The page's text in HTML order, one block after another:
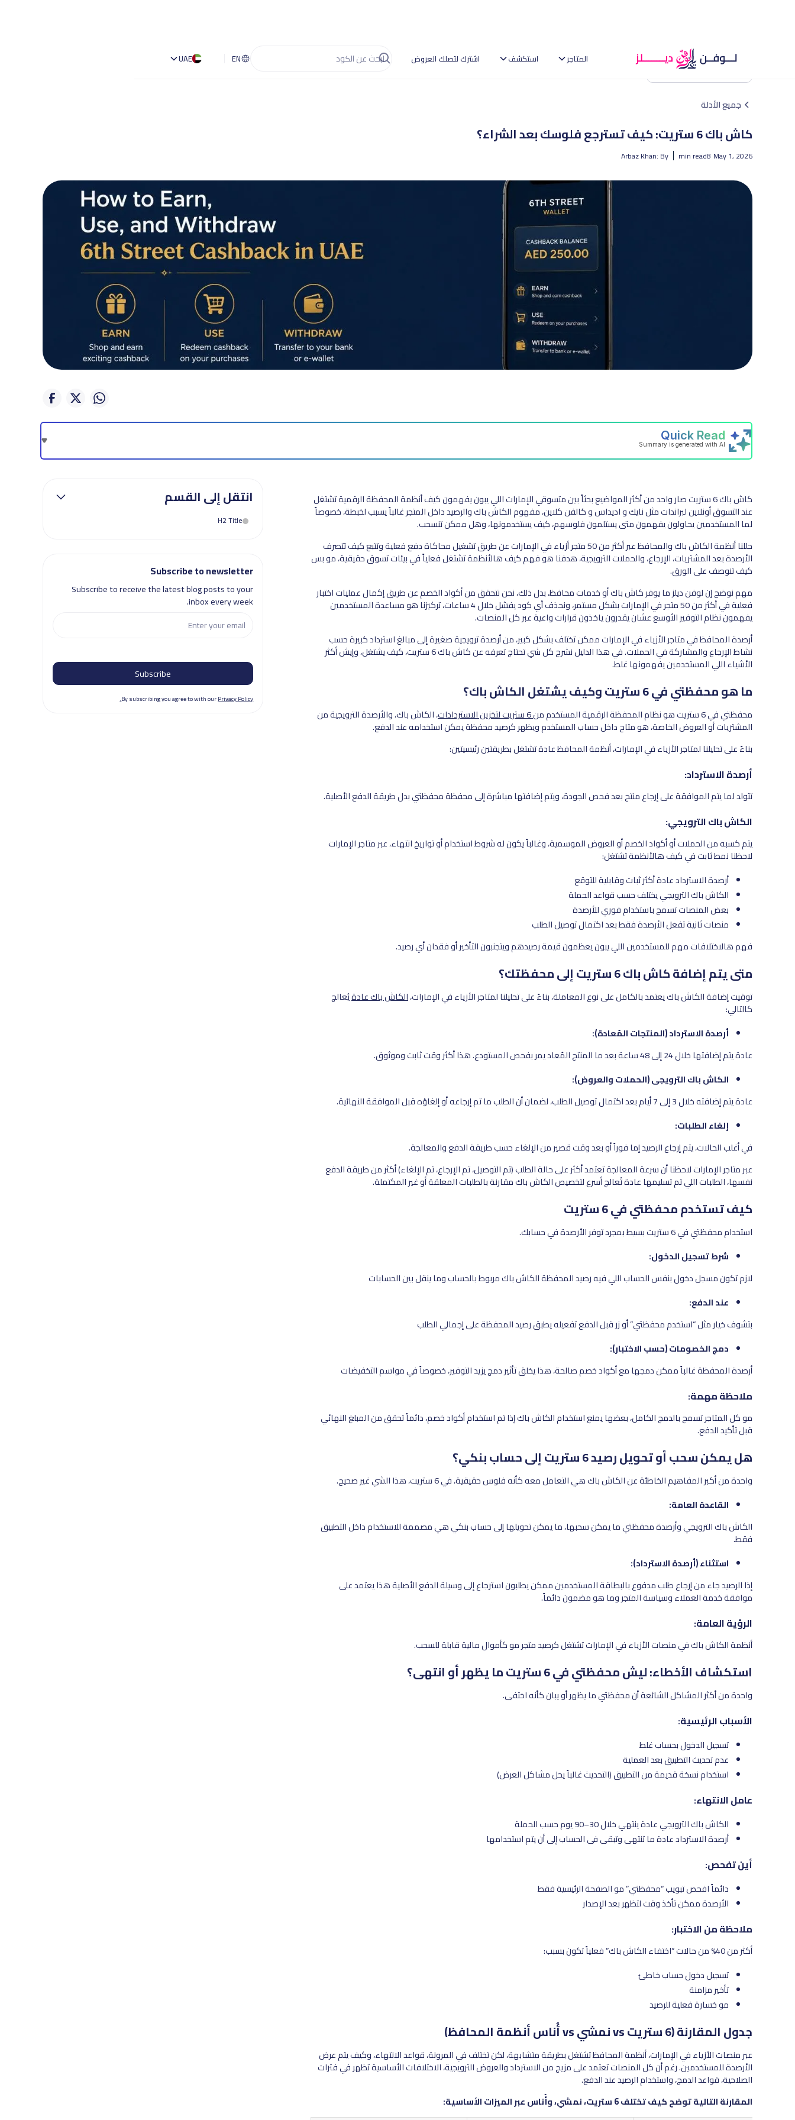
المتاجر استكشف اشترك لتصلك العروض EN
UAE
العودة إلى الصفحة الرئيسية
جميع الأدلة
كاش باك 6 ستريت: كيف تسترجع فلوسك بعد الشراء؟
May 1, 2026
8
min read
By :
Arbaz Khan
كاش باك 6 ستريت صار واحد من أكثر المواضيع بحثاً بين متسوقي الإمارات اللي يبون يفهمون كيف أنظمة المحفظة الرقمية تشتغل
عند التسوق أونلاين لبراندات مثل نايك و اديداس و كالفن كلاين، مفهوم الكاش باك والرصيد داخل المتجر غالباً يسبب لخبطة، خصوصاً
لما المستخدمين يحاولون يفهمون متى يستلمون فلوسهم، كيف يستخدمونها، وهل ممكن تنسحب.
حللنا أنظمة الكاش باك والمحافظ عبر أكثر من 50 متجر أزياء في الإمارات عن طريق تشغيل محاكاة دفع فعلية وتتبع كيف تتصرف
الأرصدة بعد المشتريات، الإرجاع، والحملات الترويجية، هدفنا هو فهم كيف هالأنظمة تشتغل فعلياً في بيئات تسوق حقيقية، مو بس
كيف تنوصف على الورق.
مهم نوضح إن لوفن ديلز ما يوفر كاش باك أو خدمات محافظ، بدل ذلك، نحن نتحقق من أكواد الخصم عن طريق إكمال عمليات اختبار
فعلية في أكثر من 50 متجر في الإمارات بشكل مستمر، ونحذف أي كود يفشل خلال 4 ساعات، تركيزنا هو مساعدة المستخدمين
يفهمون نظام التوفير الأوسع عشان يقدرون ياخذون قرارات واعية عبر كل المنصات.
أرصدة المحافظ في متاجر الأزياء في الإمارات ممكن تختلف بشكل كبير، من أرصدة ترويجية صغيرة إلى مبالغ استرداد كبيرة حسب
نشاط الإرجاع والمشاركة في الحملات. في هذا الدليل نشرح كل شي تحتاج تعرفه عن كاش باك 6 ستريت، كيف يشتغل، وإيش أكثر
الأشياء اللي المستخدمين يفهمونها غلط.
ما هو محفظتي في 6 ستريت وكيف يشتغل الكاش باك؟
محفظتي في 6 ستريت هو نظام المحفظة الرقمية المستخدم من 6 ستريت لتخزين الاستردادات ، الكاش باك، والأرصدة الترويجية من
المشتريات أو العروض الخاصة، هو متاح داخل حساب المستخدم ويظهر كرصيد محفظة يمكن استخدامه عند الدفع.
بناءً على تحليلنا لمتاجر الأزياء في الإمارات، أنظمة المحافظ عادة تشتغل بطريقتين رئيسيتين:
أرصدة الاسترداد:
تتولد لما يتم الموافقة على إرجاع منتج بعد فحص الجودة، ويتم إضافتها مباشرة إلى محفظة محفظتي بدل طريقة الدفع الأصلية.
الكاش باك الترويجي:
يتم كسبه من الحملات أو أكواد الخصم أو العروض الموسمية، وغالباً يكون له شروط استخدام أو تواريخ انتهاء، عبر متاجر الإمارات
لاحظنا نمط ثابت في كيف هالأنظمة تشتغل:
أرصدة الاسترداد عادة أكثر ثبات وقابلية للتوقع
الكاش باك الترويجي يختلف حسب قواعد الحملة
بعض المنصات تسمح باستخدام فوري للأرصدة
منصات ثانية تفعل الأرصدة فقط بعد اكتمال توصيل الطلب
فهم هالاختلافات مهم للمستخدمين اللي يبون يعظمون قيمة رصيدهم ويتجنبون التأخير أو فقدان أي رصيد.
متى يتم إضافة كاش باك 6 ستريت إلى محفظتك؟
توقيت إضافة الكاش باك يعتمد بالكامل على نوع المعاملة، بناءً على تحليلنا لمتاجر الأزياء في الإمارات،الكاش باك عادةيُعالج
كالتالي:
أرصدة الاسترداد (المنتجات المُعادة):
عادة يتم إضافتها خلال 24 إلى 48 ساعة بعد ما المنتج المُعاد يمر بفحص المستودع. هذا أكثر وقت ثابت وموثوق.
الكاش باك الترويجي (الحملات والعروض):
عادة يتم إضافته خلال 3 إلى 7 أيام بعد اكتمال توصيل الطلب، لضمان أن الطلب ما تم إرجاعه أو إلغاؤه قبل الموافقة النهائية.
إلغاء الطلبات:
في أغلب الحالات، يتم إرجاع الرصيد إما فوراً أو بعد وقت قصير من الإلغاء حسب طريقة الدفع والمعالجة.
عبر متاجر الإمارات لاحظنا أن سرعة المعالجة تعتمد أكثر على حالة الطلب (تم التوصيل، تم الإرجاع، تم الإلغاء) أكثر من طريقة الدفع
نفسها، الطلبات اللي تم تسليمها عادة تُعالج أسرع لتخصيص الكاش باك مقارنة بالطلبات المعلقة أو غير المكتملة.
كيف تستخدم محفظتي في 6 ستريت
استخدام محفظتي في 6 ستريت بسيط بمجرد توفر الأرصدة في حسابك.
شرط تسجيل الدخول:
لازم تكون مسجل دخول بنفس الحساب اللي فيه رصيد المحفظة الكاش باك مربوط بالحساب وما ينقل بين الحسابات
عند الدفع:
بتشوف خيار مثل “استخدم محفظتي” أو زر قبل الدفع تفعيله يطبق رصيد المحفظة على إجمالي الطلب
دمج الخصومات (حسب الاختبار):
أرصدة المحفظة غالباً ممكن دمجها مع أكواد خصم صالحة، هذا يخلق تأثير دمج يزيد التوفير، خصوصاً في مواسم التخفيضات
ملاحظة مهمة:
مو كل المتاجر تسمح بالدمج الكامل، بعضها يمنع استخدام الكاش باك إذا تم استخدام أكواد خصم، دائماً تحقق من المبلغ النهائي
قبل تأكيد الدفع.
هل يمكن سحب أو تحويل رصيد 6 ستريت إلى حساب بنكي؟
واحدة من أكبر المفاهيم الخاطئة عن الكاش باك هي التعامل معه كأنه فلوس حقيقية، في 6 ستريت، هذا الشي غير صحيح.
القاعدة العامة:
الكاش باك الترويجي وأرصدة محفظتي ما يمكن سحبها، ما يمكن تحويلها إلى حساب بنكي هي مصممة للاستخدام داخل التطبيق
فقط.
استثناء (أرصدة الاسترداد):
إذا الرصيد جاء من إرجاع طلب مدفوع بالبطاقة المستخدمين ممكن يطلبون استرجاع إلى وسيلة الدفع الأصلية هذا يعتمد على
موافقة خدمة العملاء وسياسة المتجر وما هو مضمون دائماً.
الرؤية العامة:
أنظمة الكاش باك في منصات الأزياء في الإمارات تشتغل كرصيد متجر مو كأموال مالية قابلة للسحب.
استكشاف الأخطاء: ليش محفظتي في 6 ستريت ما يظهر أو انتهى؟
واحدة من أكثر المشاكل الشائعة أن محفظتي ما يظهر أو يبان كأنه اختفى.
الأسباب الرئيسية:
تسجيل الدخول بحساب غلط
عدم تحديث التطبيق بعد العملية
استخدام نسخة قديمة من التطبيق (التحديث غالباً يحل مشاكل العرض)
عامل الانتهاء:
الكاش باك الترويجي عادة ينتهي خلال 30–90 يوم حسب الحملة
أرصدة الاسترداد عادة ما تنتهي وتبقى في الحساب إلى أن يتم استخدامها
أين تفحص:
دائماً افحص تبويب “محفظتي” مو الصفحة الرئيسية فقط
الأرصدة ممكن تأخذ وقت لتظهر بعد الإصدار
ملاحظة من الاختبار:
أكثر من 40% من حالات “اختفاء الكاش باك” فعلياً تكون بسبب:
تسجيل دخول حساب خاطئ
تأخير مزامنة
مو خسارة فعلية للرصيد
جدول المقارنة (6 ستريت vs نمشي vs أُناس أنظمة المحافظ)
عبر منصات الأزياء في الإمارات، أنظمة المحافظ تشتغل بطريقة متشابهة، لكن تختلف في المرونة، قواعد الانتهاء، وكيف يتم عرض
الأرصدة للمستخدمين. رغم أن كل المنصات تعتمد على مزيج من الاسترداد والعروض الترويجية، الاختلافات الأساسية تظهر في فترات
الصلاحية، قواعد الدمج، واستخدام الرصيد عند الدفع.
المقارنة التالية توضح كيف تختلف 6 ستريت، نمشي، وأُناس عبر الميزات الأساسية:
انتقل إلى القسم
H2 Title
Subscribe to newsletter
Subscribe to receive the latest blog posts to your
inbox every week.
By subscribing you agree to with ourPrivacy Policy.